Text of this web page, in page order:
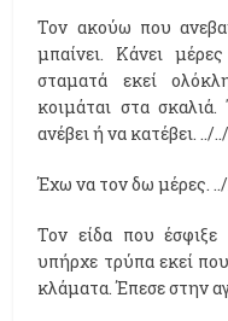
Τον ακούω που
μπαίνει. Κάνει
σταματά εκεί
κοιμάται στα
ανέβει ή να κατέβει. ../
Έχω να τον δω μέρες.
Τον είδα που
υπήρχε τρύπα εκεί
κλάματα. Έπεσε στην